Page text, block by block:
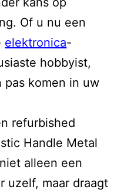
Of u nu een
elektronica-
hobbyist,
pas komen in uw
refurbished
Handle Metal
alleen een
uzelf, maar draagt